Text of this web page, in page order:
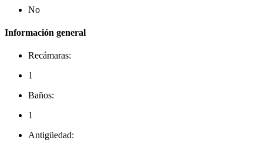
No
Información general
Recámaras:
1
Baños:
1
Antigüedad: